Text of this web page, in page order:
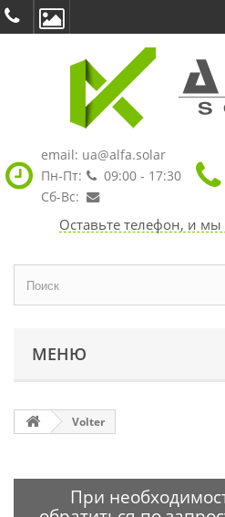
email: ua@alfa.solar
Пн-Пт:
09:00 - 17:30
Сб-Вс:
Оставьте телефон, и
МЕНЮ
Volter
При